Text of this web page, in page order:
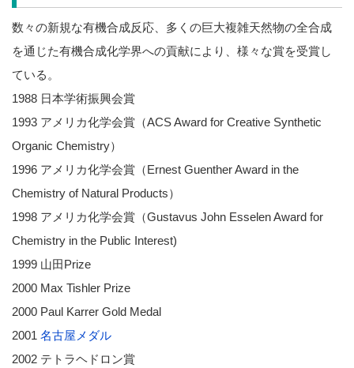
数々の新規な有機合成反応、多くの巨大複雑天然物の全合成
を通じた有機合成化学界への貢献により、様々な賞を受賞し
ている。
1988 日本学術振興会賞
1993 アメリカ化学会賞（ACS Award for Creative Synthetic
Organic Chemistry）
1996 アメリカ化学会賞（Ernest Guenther Award in the
Chemistry of Natural Products）
1998 アメリカ化学会賞（Gustavus John Esselen Award for
Chemistry in the Public Interest)
1999 山田Prize
2000 Max Tishler Prize
2000 Paul Karrer Gold Medal
2001 名古屋メダル
2002 テトラヘドロン賞